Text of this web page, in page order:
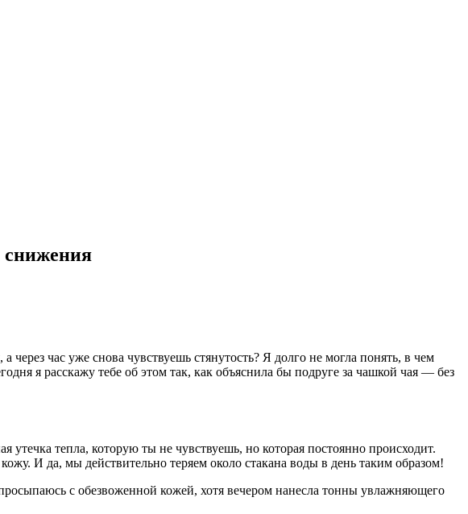
снижения
час уже снова чувствуешь стянутость? Я долго не могла понять, в чем
я расскажу тебе об этом так, как объяснила бы подруге за чашкой чая — без
тепла, которую ты не чувствуешь, но которая постоянно происходит.
И да, мы действительно теряем около стакана воды в день таким образом!
с обезвоженной кожей, хотя вечером нанесла тонны увлажняющего